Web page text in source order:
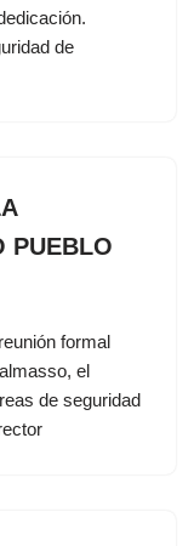
de
PUEBLO
formal
el
de seguridad